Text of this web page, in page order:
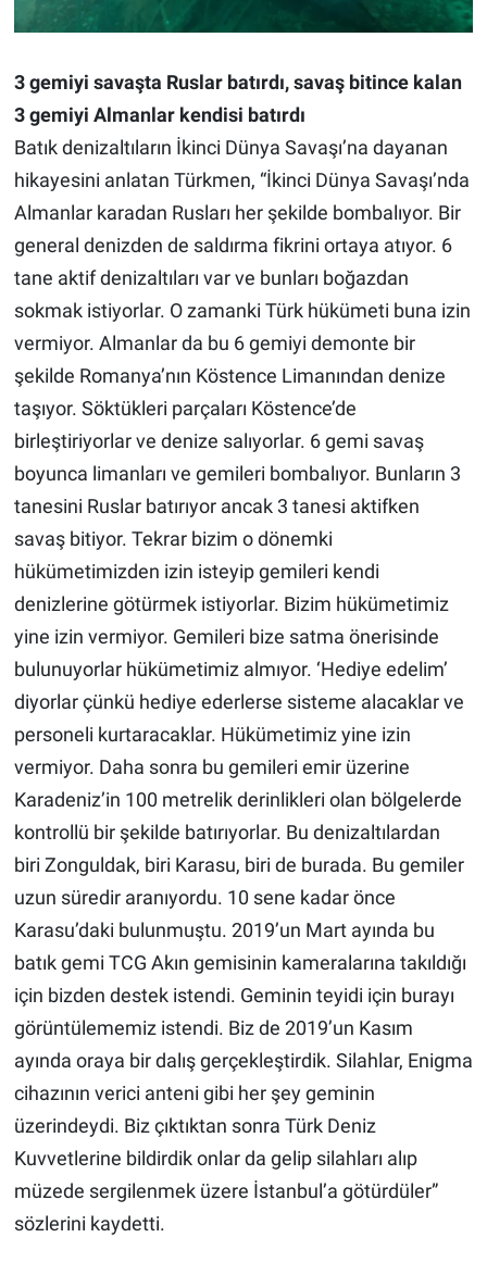
3 gemiyi savaşta Ruslar batırdı, savaş bitince kalan
3 gemiyi Almanlar kendisi batırdı
Batık denizaltıların İkinci Dünya Savaşı’na dayanan
hikayesini anlatan Türkmen, “İkinci Dünya Savaşı’nda
Almanlar karadan Rusları her şekilde bombalıyor. Bir
general denizden de saldırma fikrini ortaya atıyor. 6
tane aktif denizaltıları var ve bunları boğazdan
sokmak istiyorlar. O zamanki Türk hükümeti buna izin
vermiyor. Almanlar da bu 6 gemiyi demonte bir
şekilde Romanya’nın Köstence Limanından denize
taşıyor. Söktükleri parçaları Köstence’de
birleştiriyorlar ve denize salıyorlar. 6 gemi savaş
boyunca limanları ve gemileri bombalıyor. Bunların 3
tanesini Ruslar batırıyor ancak 3 tanesi aktifken
savaş bitiyor. Tekrar bizim o dönemki
hükümetimizden izin isteyip gemileri kendi
denizlerine götürmek istiyorlar. Bizim hükümetimiz
yine izin vermiyor. Gemileri bize satma önerisinde
bulunuyorlar hükümetimiz almıyor. ‘Hediye edelim’
diyorlar çünkü hediye ederlerse sisteme alacaklar ve
personeli kurtaracaklar. Hükümetimiz yine izin
vermiyor. Daha sonra bu gemileri emir üzerine
Karadeniz’in 100 metrelik derinlikleri olan bölgelerde
kontrollü bir şekilde batırıyorlar. Bu denizaltılardan
biri Zonguldak, biri Karasu, biri de burada. Bu gemiler
uzun süredir aranıyordu. 10 sene kadar önce
Karasu’daki bulunmuştu. 2019’un Mart ayında bu
batık gemi TCG Akın gemisinin kameralarına takıldığı
için bizden destek istendi. Geminin teyidi için burayı
görüntülememiz istendi. Biz de 2019’un Kasım
ayında oraya bir dalış gerçekleştirdik. Silahlar, Enigma
cihazının verici anteni gibi her şey geminin
üzerindeydi. Biz çıktıktan sonra Türk Deniz
Kuvvetlerine bildirdik onlar da gelip silahları alıp
müzede sergilenmek üzere İstanbul’a götürdüler”
sözlerini kaydetti.